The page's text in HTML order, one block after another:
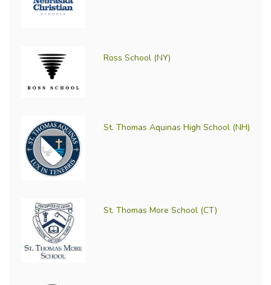
Ross School (NY)
St. Thomas Aquinas High School (NH)
St. Thomas More School (CT)